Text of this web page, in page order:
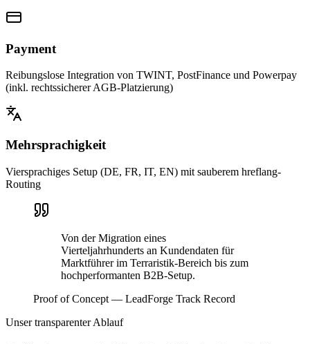
Payment
Reibungslose Integration von TWINT, PostFinance und Powerpay
(inkl. rechtssicherer AGB-Platzierung)
Mehrsprachigkeit
Viersprachiges Setup (DE, FR, IT, EN) mit sauberem hreflang-
Routing
Von der Migration eines
Vierteljahrhunderts an Kundendaten für
Marktführer im Terraristik-Bereich bis zum
hochperformanten B2B-Setup.
Proof of Concept — LeadForge Track Record
Unser transparenter Ablauf